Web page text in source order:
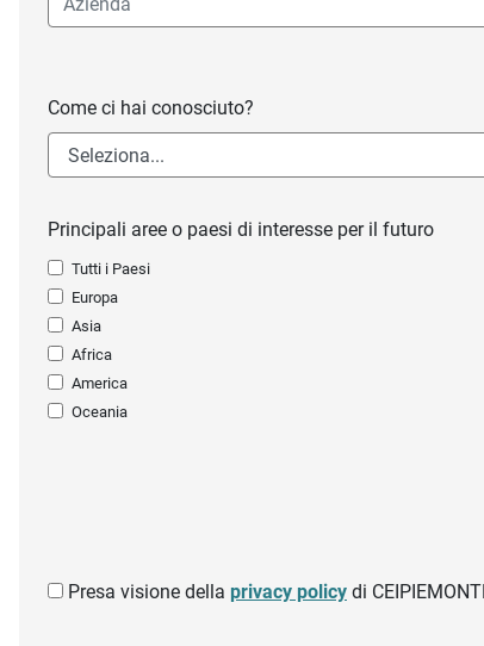
Come ci hai conosciuto?
Principali aree o paesi di interesse per il futuro
Tutti i Paesi
Europa
Asia
Africa
America
Oceania
Presa visione della privacy policy di